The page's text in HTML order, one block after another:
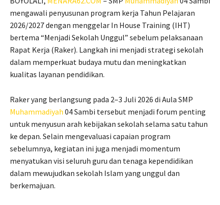
mengawali penyusunan program kerja Tahun Pelajaran
2026/2027 dengan menggelar In House Training (IHT)
bertema “Menjadi Sekolah Unggul” sebelum pelaksanaan
Rapat Kerja (Raker). Langkah ini menjadi strategi sekolah
dalam memperkuat budaya mutu dan meningkatkan
kualitas layanan pendidikan.
Raker yang berlangsung pada 2–3 Juli 2026 di Aula SMP
Muhammadiyah 04 Sambi tersebut menjadi forum penting
untuk menyusun arah kebijakan sekolah selama satu tahun
ke depan. Selain mengevaluasi capaian program
sebelumnya, kegiatan ini juga menjadi momentum
menyatukan visi seluruh guru dan tenaga kependidikan
dalam mewujudkan sekolah Islam yang unggul dan
berkemajuan.